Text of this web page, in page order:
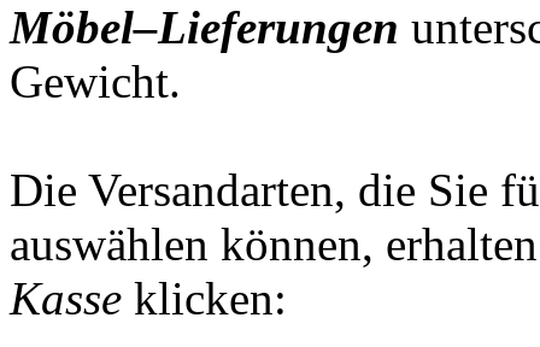
Möbel–Lieferungen
Gewicht.
Die Versandarten, die Sie
auswählen können,
Kasse klicken: